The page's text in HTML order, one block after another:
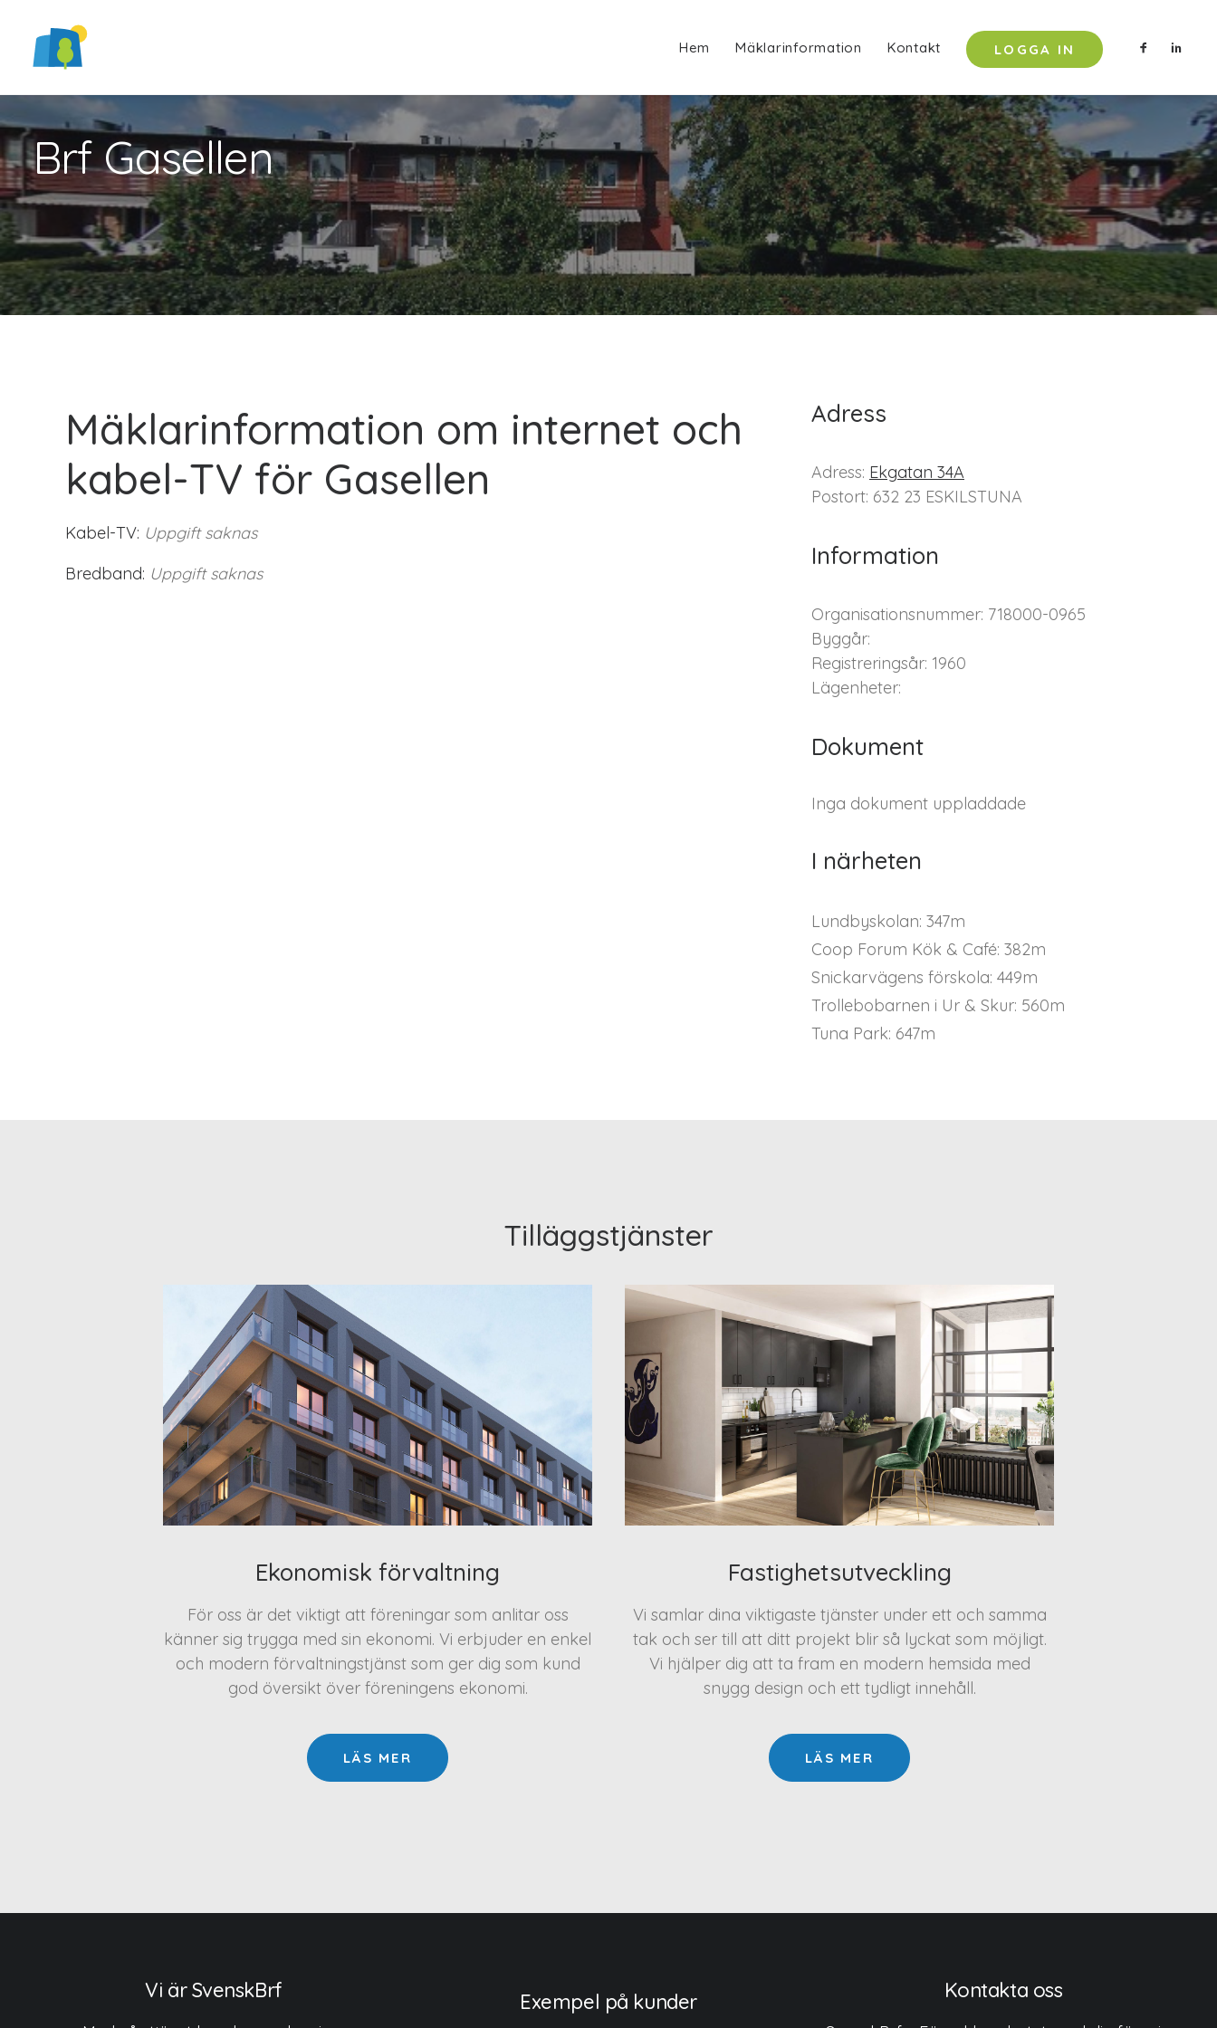
Hem Mäklarinformation Kontakt LOGGA IN
Brf Gasellen
Mäklarinformation om internet och
kabel-TV för Gasellen
Kabel-TV: Uppgift saknas
Bredband: Uppgift saknas
Adress
Adress: Ekgatan 34A
Postort: 632 23 ESKILSTUNA
Information
Organisationsnummer: 718000-0965
Byggår:
Registreringsår: 1960
Lägenheter:
Dokument
Inga dokument uppladdade
I närheten
Lundbyskolan: 347m
Coop Forum Kök & Café: 382m
Snickarvägens förskola: 449m
Trollebobarnen i Ur & Skur: 560m
Tuna Park: 647m
Tilläggstjänster
Ekonomisk förvaltning
För oss är det viktigt att föreningar som anlitar oss
känner sig trygga med sin ekonomi. Vi erbjuder en enkel
och modern förvaltningstjänst som ger dig som kund
god översikt över föreningens ekonomi.
LÄS MER
Fastighetsutveckling
Vi samlar dina viktigaste tjänster under ett och samma
tak och ser till att ditt projekt blir så lyckat som möjligt.
Vi hjälper dig att ta fram en modern hemsida med
snygg design och ett tydligt innehåll.
LÄS MER
Vi är SvenskBrf Exempel på kunder Kontakta oss